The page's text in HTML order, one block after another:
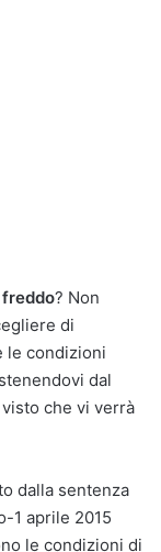
? Non
di
le condizioni
dal
che vi verrà
dalla sentenza
1 aprile 2015
le condizioni di